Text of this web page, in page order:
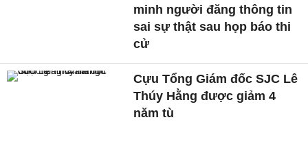
minh người đăng thông tin
sai sự thật sau họp báo thi
cử
Cựu Tổng Giám đốc SJC Lê
Thúy Hằng được giảm 4
năm tù